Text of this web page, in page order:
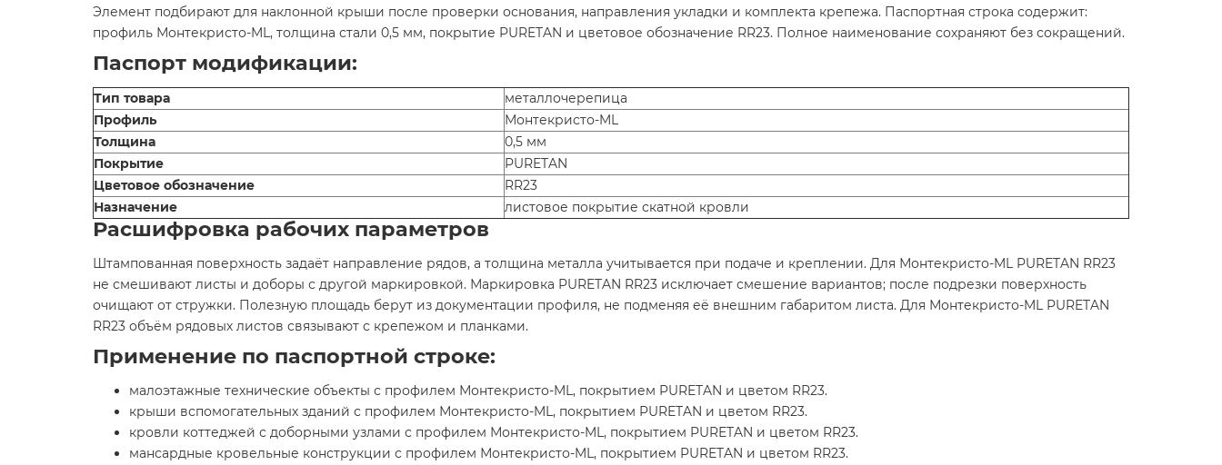
Элемент подбирают для наклонной крыши после проверки основания, направления укладки и комплекта крепежа. Паспортная строка содержит:
профиль Монтекристо-ML, толщина стали 0,5 мм, покрытие PURETAN и цветовое обозначение RR23. Полное наименование сохраняют без сокращений.
Паспорт модификации:
Тип товара
металлочерепица
Профиль
Монтекристо-ML
Толщина
0,5 мм
Покрытие
PURETAN
Цветовое обозначение
RR23
Назначение
листовое покрытие скатной кровли
Расшифровка рабочих параметров
Штампованная поверхность задаёт направление рядов, а толщина металла учитывается при подаче и креплении. Для Монтекристо-ML PURETAN RR23
не смешивают листы и доборы с другой маркировкой. Маркировка PURETAN RR23 исключает смешение вариантов; после подрезки поверхность
очищают от стружки. Полезную площадь берут из документации профиля, не подменяя её внешним габаритом листа. Для Монтекристо-ML PURETAN
RR23 объём рядовых листов связывают с крепежом и планками.
Применение по паспортной строке:
малоэтажные технические объекты с профилем Монтекристо-ML, покрытием PURETAN и цветом RR23.
крыши вспомогательных зданий с профилем Монтекристо-ML, покрытием PURETAN и цветом RR23.
кровли коттеджей с доборными узлами с профилем Монтекристо-ML, покрытием PURETAN и цветом RR23.
мансардные кровельные конструкции с профилем Монтекристо-ML, покрытием PURETAN и цветом RR23.